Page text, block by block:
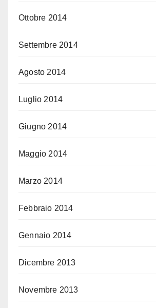
Ottobre 2014
Settembre 2014
Agosto 2014
Luglio 2014
Giugno 2014
Maggio 2014
Marzo 2014
Febbraio 2014
Gennaio 2014
Dicembre 2013
Novembre 2013